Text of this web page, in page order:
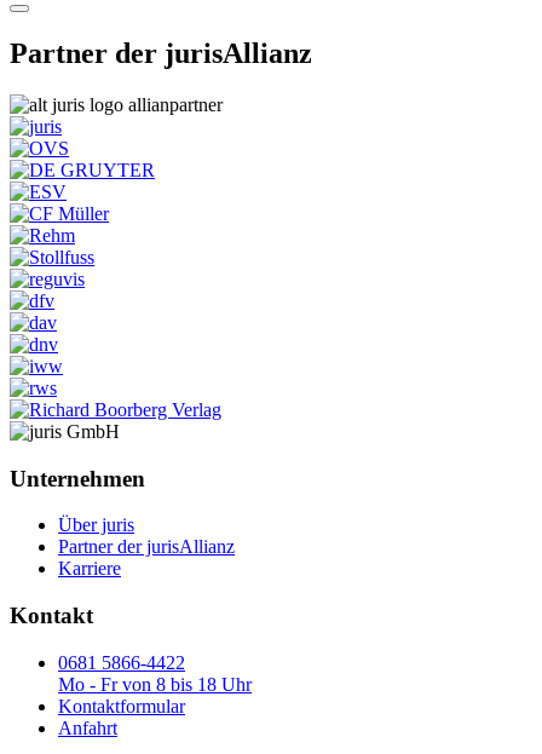
Partner der jurisAllianz
Unternehmen
Über juris
Partner der jurisAllianz
Karriere
Kontakt
0681 5866-4422
Mo - Fr von 8 bis 18 Uhr
Kontaktformular
Anfahrt